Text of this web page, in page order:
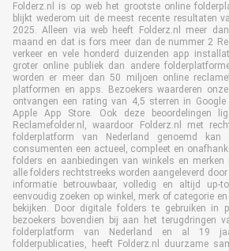
Folderz.nl is op web het grootste online
blijkt wederom uit de meest recente resultaten
2025. Alleen via web heeft Folderz.nl meer
maand en dat is fors meer dan de nummer 2
verkeer en vele honderd duizenden app
groter online publiek dan andere
worden er meer dan 50 miljoen online
platformen en apps. Bezoekers waarderen
ontvangen een rating van 4,5 sterren in
Apple App Store. Ook deze beoordelingen
Reclamefolder.nl, waardoor Folderz.nl met
folderplatform van Nederland genoemd kan
consumenten een actueel, compleet en
folders en aanbiedingen van winkels en merken
alle folders rechtstreeks worden aangeleverd
informatie betrouwbaar, volledig en altijd up-
eenvoudig zoeken op winkel, merk of categorie
bekijken. Door digitale folders te gebruiken in
bezoekers bovendien bij aan het terugdringen
folderplatform van Nederland en al 19
folderpublicaties, heeft Folderz.nl duurzame